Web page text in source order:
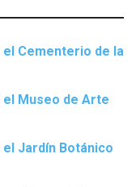
el Cementerio de la
el Museo de Arte
el Jardín Botánico